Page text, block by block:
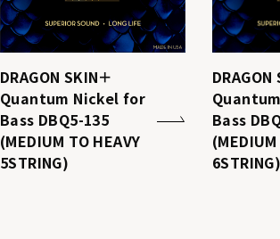
DRAGON SKIN＋
Quantum Nickel for
Bass DBQ5-135
(MEDIUM TO HEAVY
5STRING)
DRAGON
Bass
6STRING)